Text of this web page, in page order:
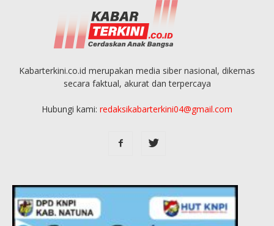
Kabarterkini.co.id merupakan media siber nasional, dikemas
secara faktual, akurat dan terpercaya
Hubungi kami: redaksikabarterkini04@gmail.com